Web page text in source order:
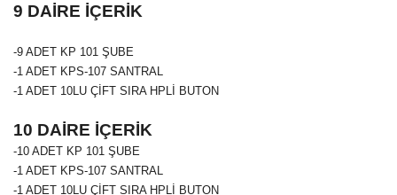
9 DAİRE İÇERİK
-9 ADET KP 101 ŞUBE
-1 ADET KPS-107 SANTRAL
-1 ADET 10LU ÇİFT SIRA HPLİ BUTON
10 DAİRE İÇERİK
-10 ADET KP 101 ŞUBE
-1 ADET KPS-107 SANTRAL
-1 ADET 10LU ÇİFT SIRA HPLİ BUTON